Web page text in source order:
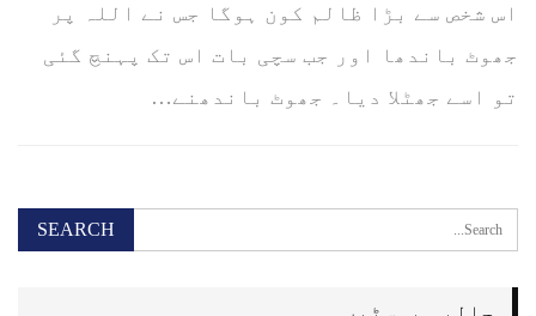
اس شخص سے بڑا ظالم کون ہوگا جس نے اللہ پر
جھوٹ باندھا اور جب سچی بات اس تک پہنچ گئی
تو اسے جھٹلا دیا۔ جھوٹ باندھنے…